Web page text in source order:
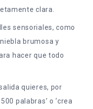
clara.
sensoriales, como
brumosa y
hacer que todo
quieres, por
palabras’ o ‘crea